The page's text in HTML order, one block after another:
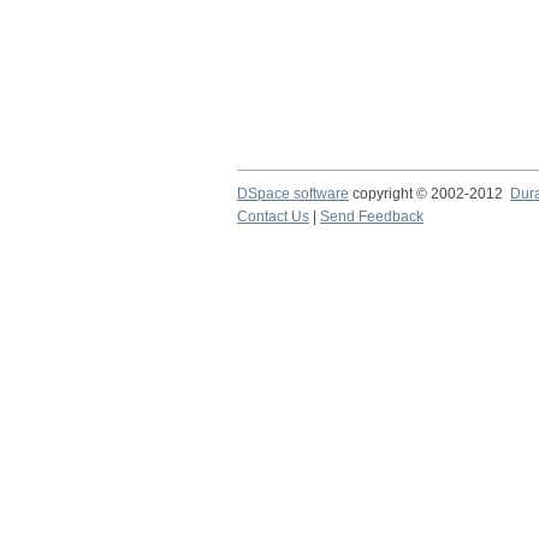
DSpace software copyright © 2002-2012
Contact Us
Send Feedback